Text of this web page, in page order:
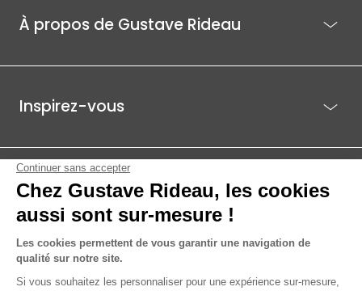
À propos de Gustave Rideau
Inspirez-vous
Je suis déjà client
Gustave Rideau pour les pros